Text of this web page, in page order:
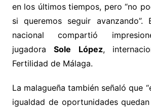
en los últimos tiempos, pero “no
si queremos seguir avanzando”.
nacional compartió
jugadoraSole López,
Fertilidad de Málaga.
La malagueña también señaló que
igualdad de oportunidades